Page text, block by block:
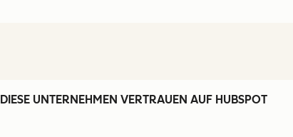
DIESE UNTERNEHMEN VERTRAUEN AUF HUBSPOT